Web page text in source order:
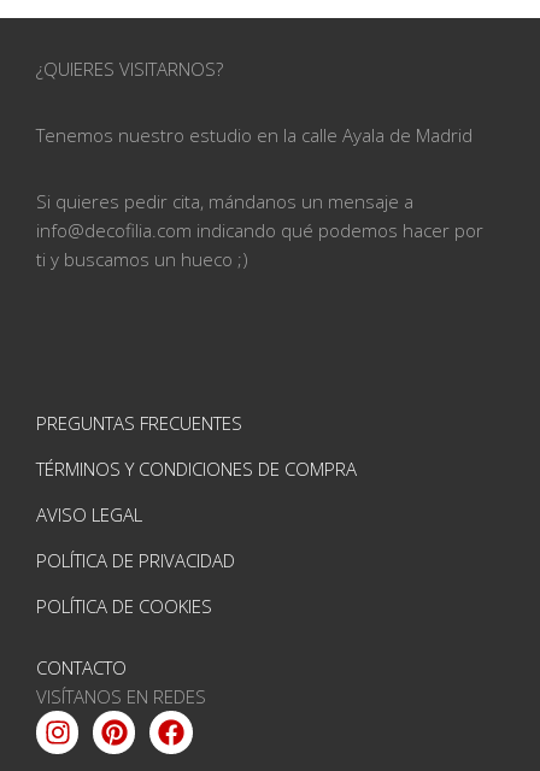
¿QUIERES VISITARNOS?
Tenemos nuestro estudio en la calle Ayala de Madrid
Si quieres pedir cita, mándanos un mensaje a
info@decofilia.com indicando qué podemos hacer por
ti y buscamos un hueco ;)
PREGUNTAS FRECUENTES
TÉRMINOS Y CONDICIONES DE COMPRA
AVISO LEGAL
POLÍTICA DE PRIVACIDAD
POLÍTICA DE COOKIES
CONTACTO
VISÍTANOS EN REDES
Instagram
PinterestFacebook